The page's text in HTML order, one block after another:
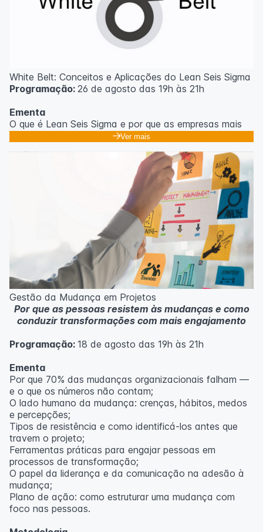
White Belt: Conceitos e Aplicações do Lean Seis Sigma
Programação: 26 de agosto das 19h às 21h
Ementa
O que é Lean Seis Sigma e por que as empresas mais
eficientes do mundo usam;
Introdução ao DMAIC: o roteiro para resolver
Ferramentas essenciais: 5 Porquês, Ishikawa e voz do
Casos práticos de melhoria em processos
administrativos e operacionais;
Próximos passos na jornada Lean Seis Sigma: do White
Metodologia
100% da carga horária do curso são realizadas com
aulas ao vivo.
As aulas podem ser assistidas por computador, celular
ou tablet.
Outras informações
inscritos serão avisados ​​antecipadamente.
O IPETEC reserva-se o direito de não realizar o curso
caso não atinja o número mínimo de 20 inscritos.
Professor(a):
Ver mais
Gestão da Mudança em Projetos
Por que as pessoas resistem às mudanças e como
conduzir transformações com mais engajamento
Programação: 18 de agosto das 19h às 21h
Ementa
Por que 70% das mudanças organizacionais falham —
e o que os números não contam;
O lado humano da mudança: crenças, hábitos, medos
e percepções;
Tipos de resistência e como identificá-los antes que
travem o projeto;
Ferramentas práticas para engajar pessoas em
processos de transformação;
O papel da liderança e da comunicação na adesão à
mudança;
Plano de ação: como estruturar uma mudança com
foco nas pessoas.